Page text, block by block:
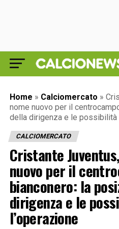
Home » Calciomercato »
nome nuovo per il
della dirigenza e le possibilità
CALCIOMERCATO
Cristante
nuovo per il
bianconero: la
dirigenza e le
l’operazione